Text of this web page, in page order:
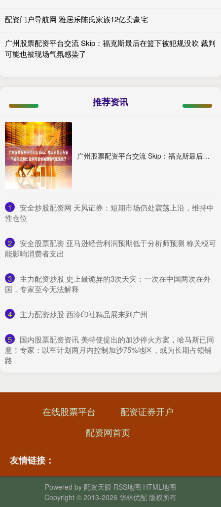
配资门户导航网 雅居乐陈氏家族12亿卖豪宅
广州股票配资平台交流 Skip：福克斯最后在篮下被犯规没吹 裁判
可能也被现场气氛感染了
推荐资讯
广州股票配资平台交流 Skip：福克斯最后在篮下被犯规没吹 裁判可能也被现场气氛感染了
1
​安全炒股配资网 天风证券：短期市场仍处震荡上沿，维持中
性仓位
2
​安全股票配资 亚马逊经营利润预期低于分析师预测 称关税可
能影响消费者支出
3
​主力配资炒股 史上最诡异的3次天灾：一次在中国两次在外
国，专家至今无法解释
4 ​主力配资炒股 西泠印社精品展来到广州
5
​国内股票配资资讯 美特使提出的加沙停火方案，哈马斯已同
意！专家：以军计划两月内控制加沙75%地区，或为长期占领铺
路
在线股票平台
配资证券开户
配资网首页
友情链接：
Powered by 配资天眼 RSS地图 HTML地图
Copyright © 2013-2026 华林优配 版权所有